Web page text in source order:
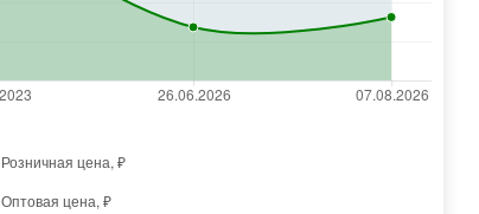
Розничная цена, ₽
Оптовая цена, ₽